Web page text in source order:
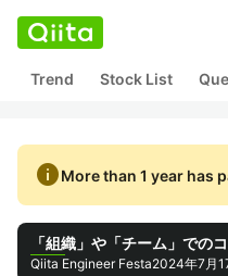
Trend Stock List
infoMore than 1 year has
Qiita Engineer Festa2024年7月